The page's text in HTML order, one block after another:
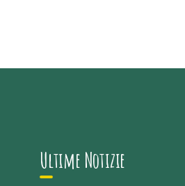
Ultime Notizie